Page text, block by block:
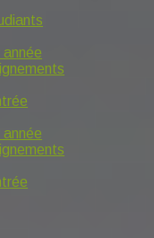
année
année